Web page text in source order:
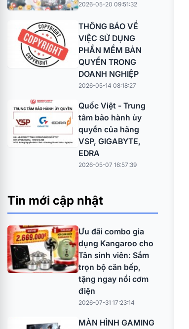
2026-05-20 09:51:32
THÔNG BÁO VỀ
VIỆC SỬ DỤNG
PHẦN MỀM BẢN
QUYỀN TRONG
DOANH NGHIỆP
2026-05-14 08:18:27
Quốc Việt - Trung
tâm bảo hành ủy
quyền của hãng
VSP, GIGABYTE,
EDRA
2026-05-07 16:57:39
Tin mới cập nhật
Ưu đãi combo gia
dụng Kangaroo cho
Tân sinh viên: Sắm
trọn bộ căn bếp,
tặng ngay nồi cơm
điện
2026-07-31 17:23:14
MÀN HÌNH GAMING